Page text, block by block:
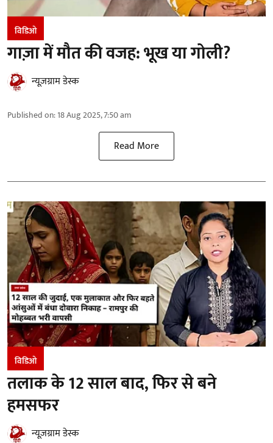
विडिओ
गाज़ा में मौत की वजह: भूख या गोली?
न्यूज़ग्राम डेस्क
Published on:18 Aug 2025, 7:50 am
Read More
विडिओ
तलाक के 12 साल बाद, फिर से बने
हमसफर
न्यूज़ग्राम डेस्क